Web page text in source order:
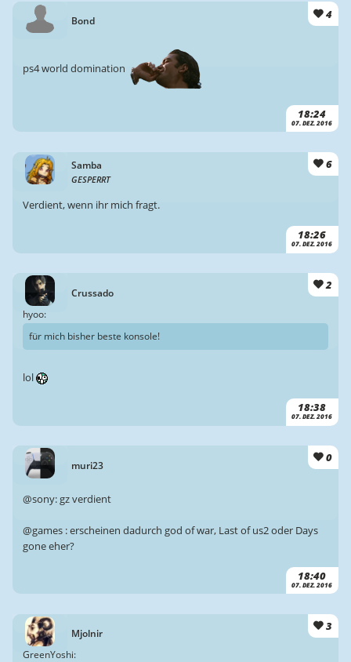
Bond 4
18:24
07. DEZ. 2016
ps4 world domination
Samba
GESPERRT
6
18:26
07. DEZ. 2016
Verdient, wenn ihr mich fragt.
Crussado
2
18:38
07. DEZ. 2016
hyoo:
für mich bisher beste konsole!
lol
muri23
0
18:40
07. DEZ. 2016
@sony: gz verdient
@games : erscheinen dadurch god of war, Last of us2 oder Days
gone eher?
Mjolnir
3
GreenYoshi: